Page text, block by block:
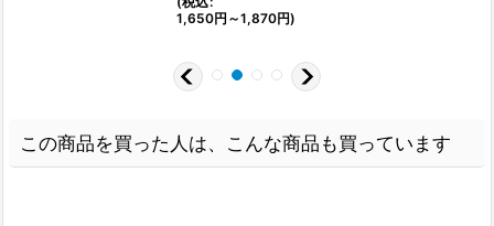
1,650円 ～1,870円)
この商品を買った人は、こんな商品も買っています